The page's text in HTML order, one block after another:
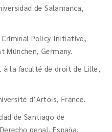
de Salamanca,
Policy Initiative,
München, Germany.
à la faculté de droit de Lille,
d’Artois, France.
de Santiago de
penal, España.